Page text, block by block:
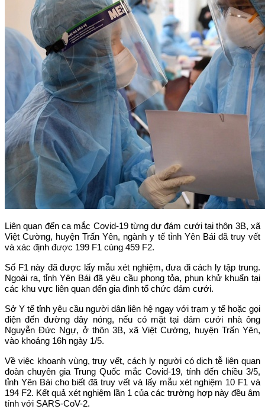
Liên quan đến ca mắc Covid-19 từng dự đám cưới tại thôn 3B, xã
Việt Cường, huyện Trấn Yên, ngành y tế tỉnh Yên Bái đã truy vết
và xác định được 199 F1 cùng 459 F2.
Số F1 này đã được lấy mẫu xét nghiệm, đưa đi cách ly tập trung.
Ngoài ra, tỉnh Yên Bái đã yêu cầu phong tỏa, phun khử khuẩn tại
các khu vực liên quan đến gia đình tổ chức đám cưới.
Sở Y tế tỉnh yêu cầu người dân liên hệ ngay với trạm y tế hoặc gọi
điện đến đường dây nóng, nếu có mặt tại đám cưới nhà ông
Nguyễn Đức Ngự, ở thôn 3B, xã Việt Cường, huyện Trấn Yên,
vào khoảng 16h ngày 1/5.
Về việc khoanh vùng, truy vết, cách ly người có dịch tễ liên quan
đoàn chuyên gia Trung Quốc mắc Covid-19, tính đến chiều 3/5,
tỉnh Yên Bái cho biết đã truy vết và lấy mẫu xét nghiệm 10 F1 và
194 F2. Kết quả xét nghiệm lần 1 của các trường hợp này đều âm
tính với SARS-CoV-2.